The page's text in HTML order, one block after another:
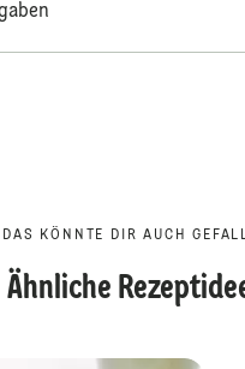
DAS KÖNNTE DIR AUCH
Ähnliche